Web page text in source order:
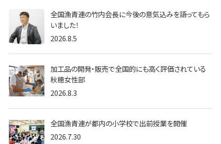
全国漁青連の竹内会長に今後の意気込みを語ってもら
いました！
2026.8.5
加工品の開発・販売で全国的にも高く評価されている
秋穂女性部
2026.8.3
全国漁青連が都内の小学校で出前授業を開催
2026.7.30